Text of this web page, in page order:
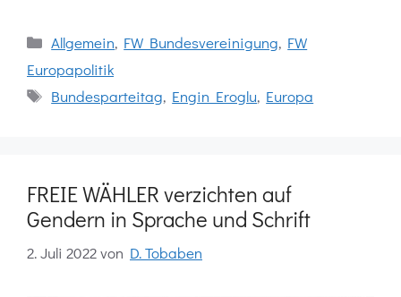
Kategorien
Allgemein, FW Bundesvereinigung, FW
Europapolitik
Schlagwörter
Bundesparteitag, Engin Eroglu, Europa
FREIE WÄHLER verzichten auf
Gendern in Sprache und Schrift
2. Juli 2022von D. Tobaben